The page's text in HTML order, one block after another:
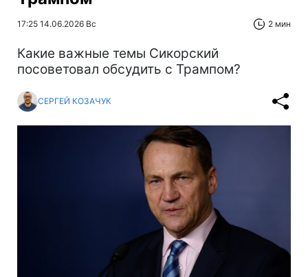
17:25 14.06.2026 Вс 2 мин
Какие важные темы Сикорский
посоветовал обсудить с Трампом?
СЕРГЕЙ КОЗАЧУК